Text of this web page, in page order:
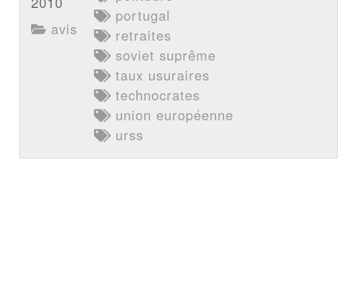
avis
portugal
retraites
soviet suprême
taux usuraires
technocrates
union européenne
urss